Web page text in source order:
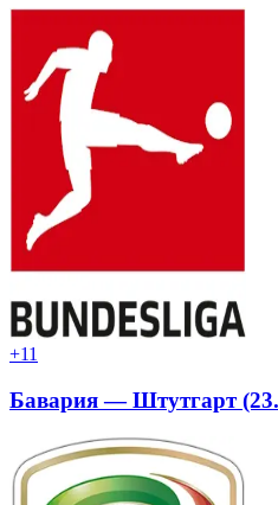
+11
Бавария — Штутгарт